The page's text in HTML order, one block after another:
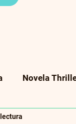
Novela